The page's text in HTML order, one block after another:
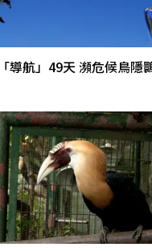
導航」49天 瀕危候鳥隱